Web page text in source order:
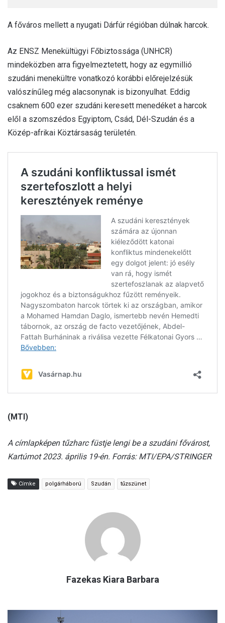
A főváros mellett a nyugati Dárfúr régióban dúlnak harcok.
Az ENSZ Menekültügyi Főbiztossága (UNHCR)
mindeközben arra figyelmeztetett, hogy az egymillió
szudáni menekültre vonatkozó korábbi előrejelzésük
valószínűleg még alacsonynak is bizonyulhat. Eddig
csaknem 600 ezer szudáni keresett menedéket a harcok
elől a szomszédos Egyiptom, Csád, Dél-Szudán és a
Közép-afrikai Köztársaság területén.
(MTI)
A címlapképen tűzharc füstje lengi be a szudáni fővárost,
Kartúmot 2023. április 19-én. Forrás: MTI/EPA/STRINGER
Címke polgárháború Szudán tűzszünet
Fazekas Kiara Barbara